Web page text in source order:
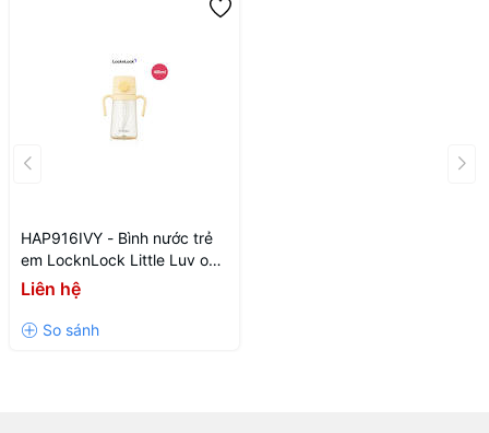
HAP916IVY - Bình nước trẻ
em LocknLock Little Luv one
touch PPSU straw cup
400ml - Màu ngà
Liên hệ